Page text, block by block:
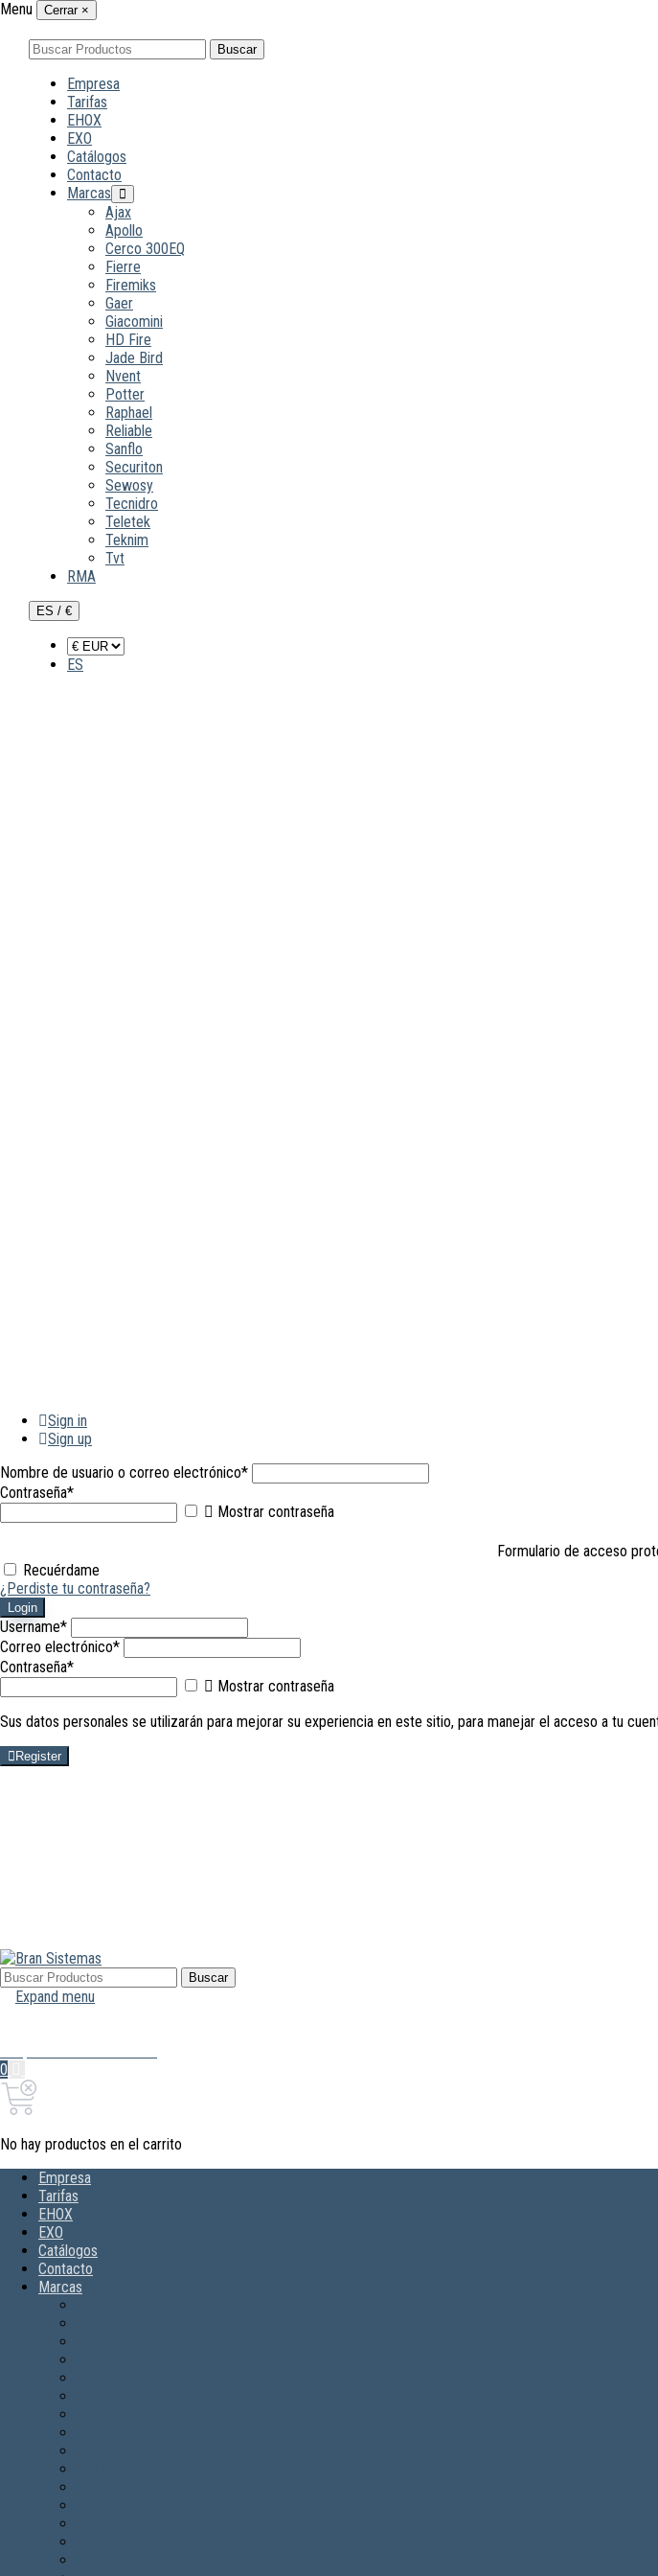
Menu Cerrar ×
Buscar
por:
Buscar
Empresa
Tarifas
EHOX
EXO
Catálogos
Contacto
Marcas
Ajax
Apollo
Cerco 300EQ
Fierre
Firemiks
Gaer
Giacomini
HD Fire
Jade Bird
Nvent
Potter
Raphael
Reliable
Sanflo
Securiton
Sewosy
Tecnidro
Teletek
Teknim
Tvt
RMA
ES / €
ES
Sign in
Sign up
Nombre de usuario o correo electrónico*
Contraseña*
Mostrar contraseña
Formulario de acceso
Recuérdame
¿Perdiste tu contraseña?
Login
Username*
Correo electrónico*
Contraseña*
Mostrar contraseña
Sus datos personales se utilizarán para mejorar su experiencia en este sitio, para manejar el acceso a tu
Register
Buscar
por:
Buscar
Expand menu
0
No hay productos en el carrito
Empresa
Tarifas
EHOX
EXO
Catálogos
Contacto
Marcas